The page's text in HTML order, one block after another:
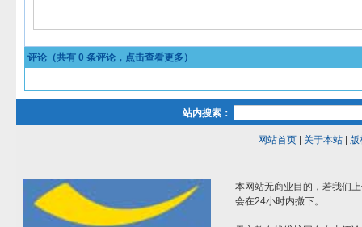
评论（共有 0 条评论，点击查看更多）
站内搜索：
网站首页| 关于本站| 版
本网站无商业目的，若我们
会在24小时内撤下。